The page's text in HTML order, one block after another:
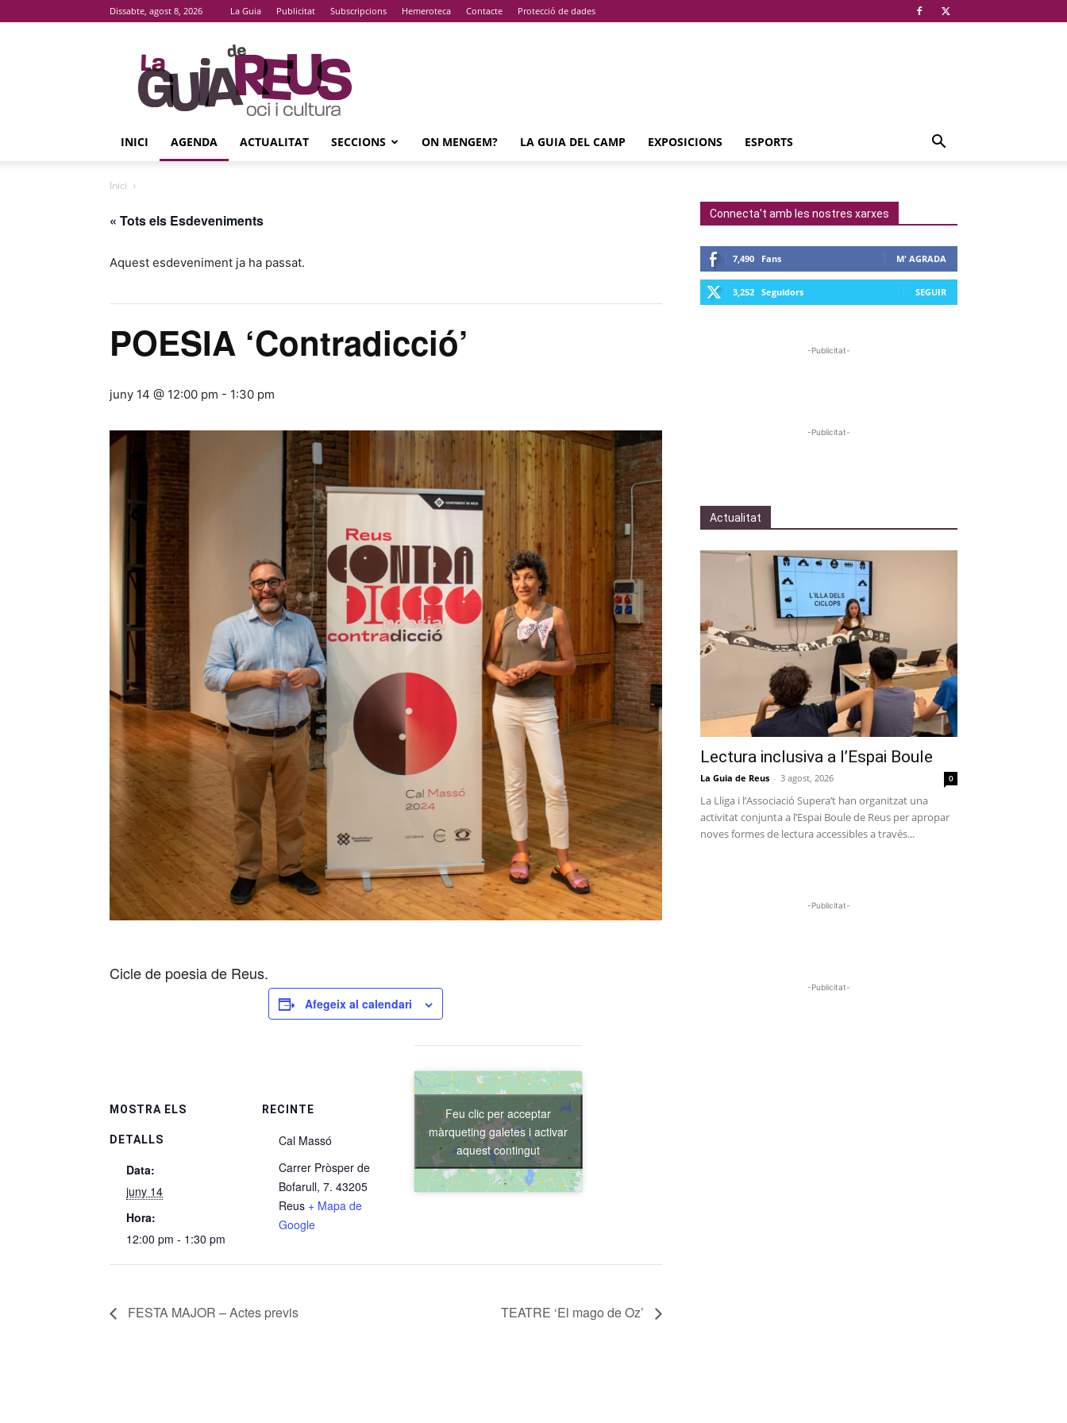
Dissabte, agost 8, 2026 La Guia Publicitat Subscripcions Hemeroteca Contacte Protecció de dades
La
Guia
De
Reus
INICI AGENDA ACTUALITAT SECCIONS ON MENGEM? LA GUIA DEL CAMP EXPOSICIONS ESPORTS
Inici
« Tots els Esdeveniments
Aquest esdeveniment ja ha passat.
POESIA ‘Contradicció’
juny 14 @ 12:00 pm - 1:30 pm
Cicle de poesia de Reus.
Afegeix al calendari
MOSTRA ELS
DETALLS
Data:
juny 14
Hora:
12:00 pm - 1:30 pm
RECINTE
Cal Massó
Carrer Pròsper de
Bofarull, 7. 43205
Reus + Mapa de
Google
Feu clic per acceptar
màrqueting galetes i activar
aquest contingut
FESTA MAJOR – Actes previs TEATRE ‘El mago de Oz’
Connecta't amb les nostres xarxes
7,490 Fans M' AGRADA
3,252 Seguidors SEGUIR
-Publicitat-
-Publicitat-
Actualitat
Lectura inclusiva a l’Espai Boule
La Guia de Reus - 3 agost, 2026 0
La Lliga i l’Associació Supera’t han organitzat una
activitat conjunta a l’Espai Boule de Reus per apropar
noves formes de lectura accessibles a través...
-Publicitat-
-Publicitat-